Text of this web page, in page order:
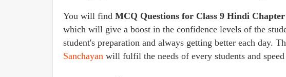
You will find MCQ Questions for Class 9 Hindi
which will give a boost in the confidence levels of the
student's preparation and always getting better each day.
Sanchayan will fulfil the needs of every students and